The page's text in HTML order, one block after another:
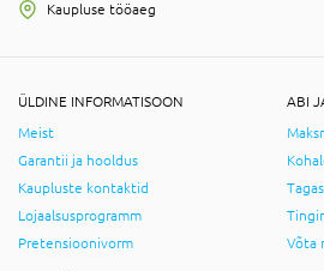
Kaupluse tööaeg
ÜLDINE INFORMATISOON
Meist
Garantii ja hooldus
Kaupluste kontaktid
Lojaalsusprogramm
Pretensioonivorm
ABI
Võta